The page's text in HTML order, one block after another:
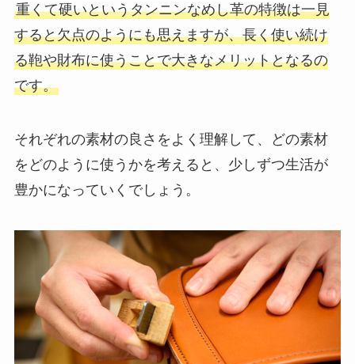
重くて硬いというタンニンなめし革の特徴は一見
すると欠点のようにも思えますが、長く使い続け
る鞄や財布に使うことで大きなメリットとなるの
です。
それぞれの素材の良さをよく理解して、どの素材
をどのように使うかを考えると、少しずつ生活が
豊かになっていくでしょう。